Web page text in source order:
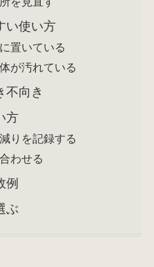
い使い方
置いている
が汚れている
不向き
方
りを記録する
わせる
例
ぶ